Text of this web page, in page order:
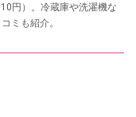
円）。冷蔵庫や洗濯機な
ミも紹介。